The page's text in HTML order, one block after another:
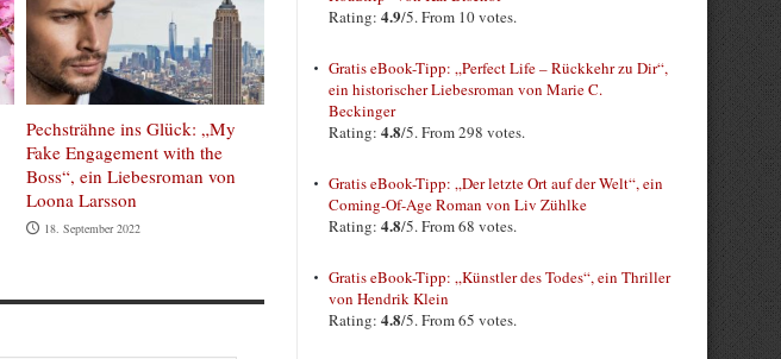
Pechsträhne ins Glück: „My
Fake Engagement with the
Boss“, ein Liebesroman von
Loona Larsson
18. September 2022
Rating: 4.9/5. From 10 votes.
Gratis eBook-Tipp: „Perfect Life – Rückkehr zu Dir“,
ein historischer Liebesroman von Marie C.
Beckinger
Rating: 4.8/5. From 298 votes.
Gratis eBook-Tipp: „Der letzte Ort auf der Welt“, ein
Coming-Of-Age Roman von Liv Zühlke
Rating: 4.8/5. From 68 votes.
Gratis eBook-Tipp: „Künstler des Todes“, ein Thriller
von Hendrik Klein
Rating: 4.8/5. From 65 votes.